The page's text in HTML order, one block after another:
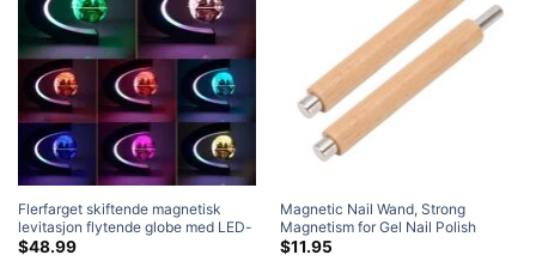
Flerfarget skiftende magnetisk
levitasjon flytende globe med LED-
lys, Kule Gadgets Floating Globe
$48.99
Magnetic Nail Wand, Strong
Magnetism for Gel Nail Polish
Highly Magnetic Pen Tool for
$11.95